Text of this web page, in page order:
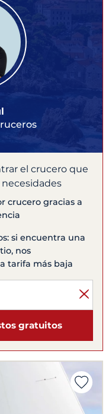
el crucero que
crucero gracias a
si encuentra una
nos
tarifa más baja
gratuitos